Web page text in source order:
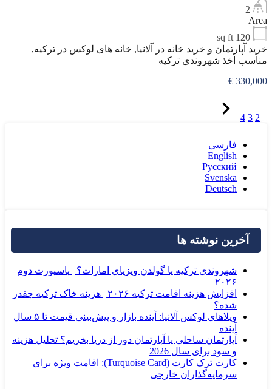
2
Area
120
sq ft
خرید آپارتمان و خرید خانه در آلانیا, خانه های لوکس در ترکیه,
مناسب اخذ شهروندی ترکیه
330,000 €
2
3
4
فارسی
English
Русский
Svenska
Deutsch
آخرین نوشته ها
شهروندی ترکیه یا گولدن ویزیای امارات؟ | پاسپورت دوم
۲۰۲۶
افزایش هزینه اقامت ترکیه ۲۰۲۶ | هزینه خاک ترکیه چقدر
شده؟
ویلاهای لوکس آلانیا: آینده بازار و پیش‌بینی قیمت تا ۵ سال
آینده
آپارتمان ساحلی یا آپارتمان دور از دریا بخریم؟ تحلیل هزینه
و سود برای سال 2026
کارت ترک کارت (Turquoise Card): اقامت ویژه برای
سرمایه‌گذاران خارجی